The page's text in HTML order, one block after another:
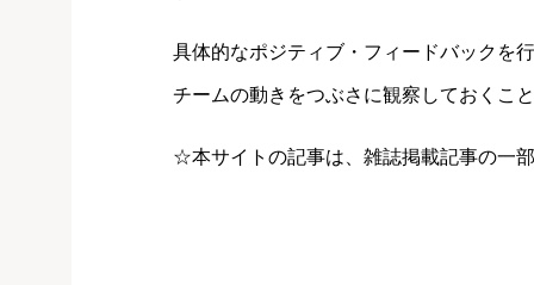
具体的なポジティブ・フィードバックを
チームの動きをつぶさに観察しておくこ
☆本サイトの記事は、雑誌掲載記事の一